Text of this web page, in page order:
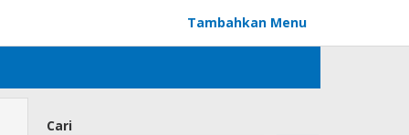
Tambahkan Menu
Cari